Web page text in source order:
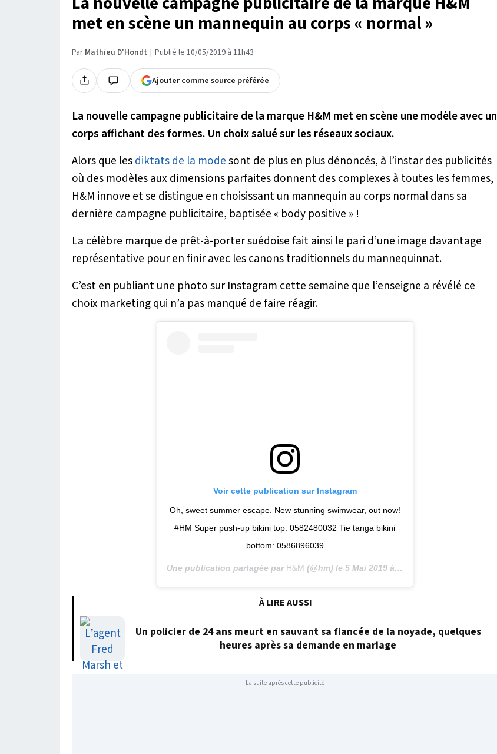
met en scène un mannequin au corps « normal »
Par Mathieu D'Hondt Publié le 10/05/2019 à 11h43
Ajouter comme source préférée
La nouvelle campagne publicitaire de la marque H&M met en scène une modèle avec un
corps affichant des formes. Un choix salué sur les réseaux sociaux.
Alors que lesdiktats de la modesont de plus en plus dénoncés, à l’instar des publicités
où des modèles aux dimensions parfaites donnent des complexes à toutes les femmes,
H&M innove et se distingue en choisissant un mannequin au corps normal dans sa
dernière campagne publicitaire, baptisée « body positive » !
La célèbre marque de prêt-à-porter suédoise fait ainsi le pari d’une image davantage
représentative pour en finir avec les canons traditionnels du mannequinnat.
C’est en publiant une photo sur Instagram cette semaine que l’enseigne a révélé ce
choix marketing qui n’a pas manqué de faire réagir.
Voir cette publication sur Instagram
Oh, sweet summer escape. New stunning swimwear, out now!
#HM Super push-up bikini top: 0582480032 Tie tanga bikini
bottom: 0586896039
Une publication partagée par H&M (@hm) le 5 Mai 2019 à 4 :25 PDT
À LIRE AUSSI
Un policier de 24 ans meurt en sauvant sa fiancée de la noyade, quelques
heures après sa demande en mariage
La suite après cette publicité